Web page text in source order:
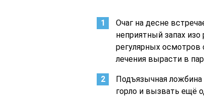
Очаг на десне
неприятный запах изо
регулярных
лечения вырасти в
Подъязычная
горло и вызвать ещё